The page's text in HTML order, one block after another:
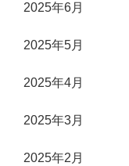
2025年6月
2025年5月
2025年4月
2025年3月
2025年2月